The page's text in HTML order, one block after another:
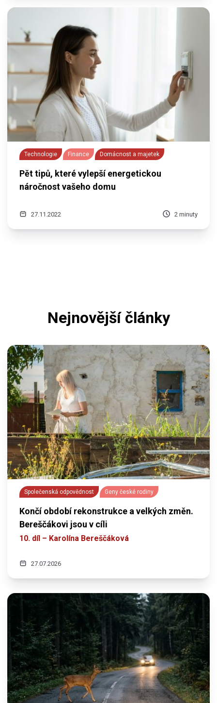
Technologie Finance Domácnost a majetek
Pět tipů, které vylepší energetickou
náročnost vašeho domu
27.11.2022 2 minuty
Nejnovější články
Společenská odpovědnost Geny české rodiny
Končí období rekonstrukce a velkých změn.
Bereščákovi jsou v cíli
10. díl – Karolína Bereščáková
27.07.2026